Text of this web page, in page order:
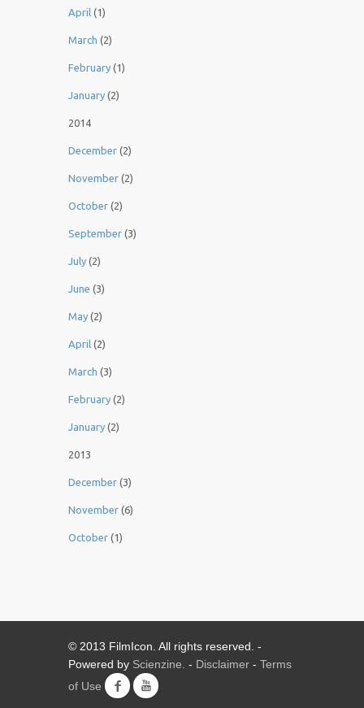
April (1)
March (2)
February (1)
January (2)
2014
December (2)
November (2)
October (2)
September (3)
July (2)
June (3)
May (2)
April (2)
March (3)
February (2)
January (2)
2013
December (3)
November (6)
October (1)
© 2013 FilmIcon. All rights reserved. -
Powered by Scienzine. - Disclaimer - Terms
of Use